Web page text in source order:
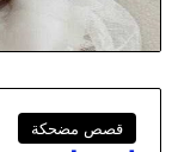
قصص مضحكة